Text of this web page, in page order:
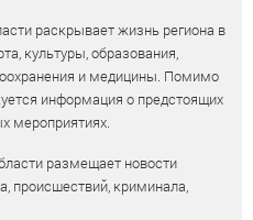
раскрывает жизнь региона в
культуры, образования,
и медицины. Помимо
информация о предстоящих
мероприятиях.
размещает новости
происшествий, криминала,